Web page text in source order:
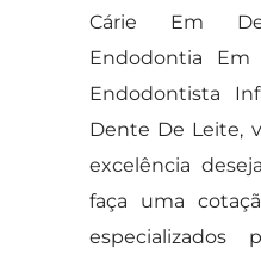
Cárie Em
Endodontia Em
Endodontista
Dente De Leite,
excelência
faça uma
especializados